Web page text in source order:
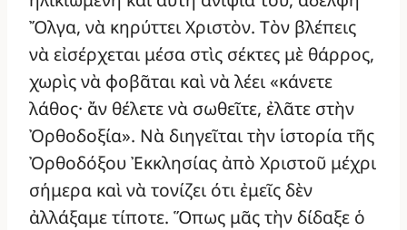
Ὄλγα, νὰ κηρύττει Χριστὸν. Τὸν βλέπεις
νὰ εἰσέρχεται μέσα στὶς σέκτες μὲ θάρρος,
χωρὶς νὰ φοβᾶται καὶ νὰ λέει «κάνετε
λάθος· ἄν θέλετε νὰ σωθεῖτε, ἐλᾶτε στὴν
Ὀρθοδοξία». Νὰ διηγεῖται τὴν ἱστορία τῆς
Ὀρθοδόξου Ἐκκλησίας ἀπὸ Χριστοῦ μέχρι
σήμερα καὶ νὰ τονίζει ότι ἐμεῖς δὲν
ἀλλάξαμε τίποτε. Ὅπως μᾶς τὴν δίδαξε ὁ